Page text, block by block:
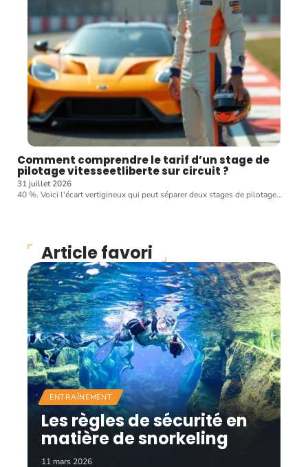
Comment comprendre le tarif d’un stage de
pilotage vitesseetliberte sur circuit ?
31 juillet 2026
40 %. Voici l'écart vertigineux qui peut séparer deux stages de pilotage…
Article favori
ENTRAÎNEMENT
Les règles de sécurité en
matière de snorkeling
11 mars 2026